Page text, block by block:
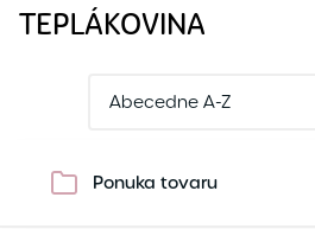
TEPLÁKOVINA
Ponuka tovaru